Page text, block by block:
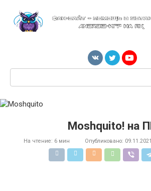
контенту
Moshquito! на
На чтение: 6 мин Опубликовано: 09.11.2021